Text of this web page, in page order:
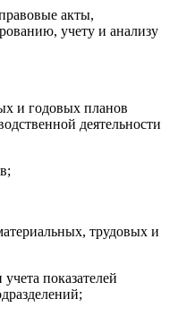
акты,
учету и анализу
и годовых планов
деятельности
трудовых и
показателей